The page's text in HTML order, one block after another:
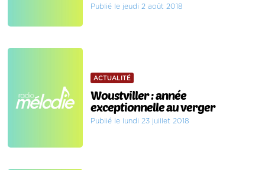
Publié le jeudi 2 août 2018
ACTUALITÉ
Woustviller : année
exceptionnelle au verger
Publié le lundi 23 juillet 2018